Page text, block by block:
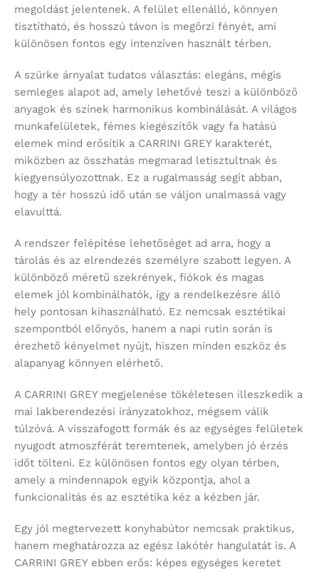
megoldást jelentenek. A felület ellenálló, könnyen
tisztítható, és hosszú távon is megőrzi fényét, ami
különösen fontos egy intenzíven használt térben.
A szürke árnyalat tudatos választás: elegáns, mégis
semleges alapot ad, amely lehetővé teszi a különböző
anyagok és színek harmonikus kombinálását. A világos
munkafelületek, fémes kiegészítők vagy fa hatású
elemek mind erősítik a CARRINI GREY karakterét,
miközben az összhatás megmarad letisztultnak és
kiegyensúlyozottnak. Ez a rugalmasság segít abban,
hogy a tér hosszú idő után se váljon unalmassá vagy
elavulttá.
A rendszer felépítése lehetőséget ad arra, hogy a
tárolás és az elrendezés személyre szabott legyen. A
különböző méretű szekrények, fiókok és magas
elemek jól kombinálhatók, így a rendelkezésre álló
hely pontosan kihasználható. Ez nemcsak esztétikai
szempontból előnyös, hanem a napi rutin során is
érezhető kényelmet nyújt, hiszen minden eszköz és
alapanyag könnyen elérhető.
A CARRINI GREY megjelenése tökéletesen illeszkedik a
mai lakberendezési irányzatokhoz, mégsem válik
túlzóvá. A visszafogott formák és az egységes felületek
nyugodt atmoszférát teremtenek, amelyben jó érzés
időt tölteni. Ez különösen fontos egy olyan térben,
amely a mindennapok egyik központja, ahol a
funkcionalitás és az esztétika kéz a kézben jár.
Egy jól megtervezett konyhabútor nemcsak praktikus,
hanem meghatározza az egész lakótér hangulatát is. A
CARRINI GREY ebben erős: képes egységes keretet